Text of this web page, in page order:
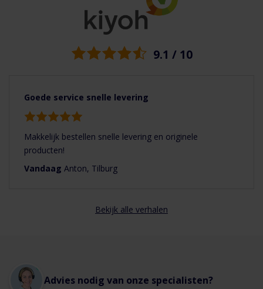
9.1 / 10
Goede service snelle levering
Makkelijk bestellen snelle levering en originele
producten!
Vandaag Anton, Tilburg
Bekijk alle verhalen
Advies nodig van onze specialisten?